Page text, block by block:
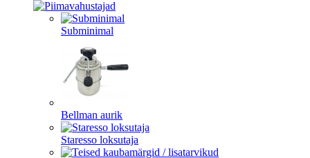
Subminimal
Bellman aurik
Staresso loksutaja